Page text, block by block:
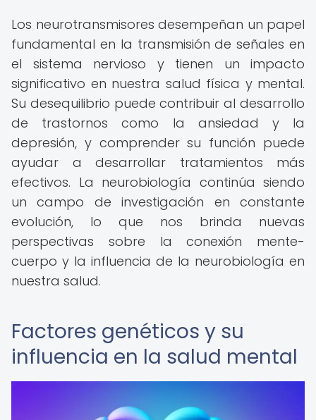
Los neurotransmisores desempeñan un papel
fundamental en la transmisión de señales en
el sistema nervioso y tienen un impacto
significativo en nuestra salud física y mental.
Su desequilibrio puede contribuir al desarrollo
de trastornos como la ansiedad y la
depresión, y comprender su función puede
ayudar a desarrollar tratamientos más
efectivos. La neurobiología continúa siendo
un campo de investigación en constante
evolución, lo que nos brinda nuevas
perspectivas sobre la conexión mente-
cuerpo y la influencia de la neurobiología en
nuestra salud.
Factores genéticos y su
influencia en la salud mental